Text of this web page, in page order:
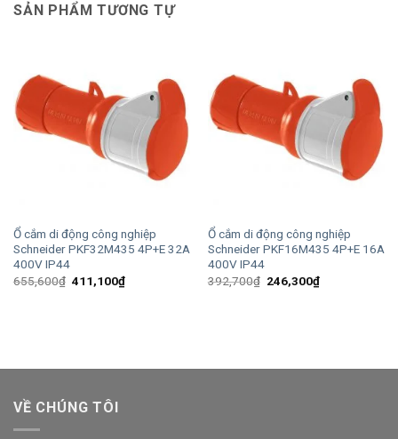
SẢN PHẨM TƯƠNG TỰ
Ổ cắm di động công nghiệp
Schneider PKF32M435 4P+E 32A
400V IP44
655,600₫ Giá
411,100₫Giá
hiện
Ổ cắm di động công nghiệp
Schneider PKF16M435 4P+E 16A
400V IP44
392,700₫ Giá
246,300₫Giá
hiện
VỀ CHÚNG TÔI